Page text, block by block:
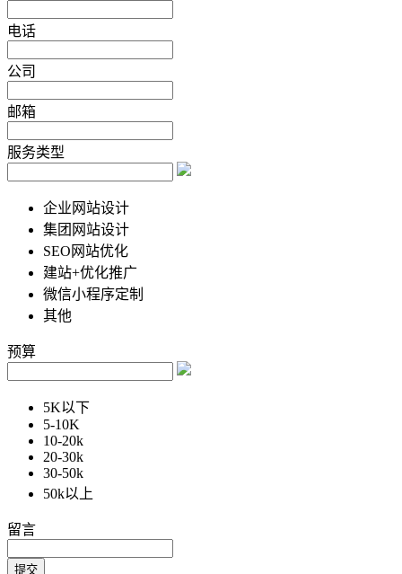
电话
公司
邮箱
服务类型
企业网站设计
集团网站设计
SEO网站优化
建站+优化推广
微信小程序定制
其他
预算
5K以下
5-10K
10-20k
20-30k
30-50k
50k以上
留言